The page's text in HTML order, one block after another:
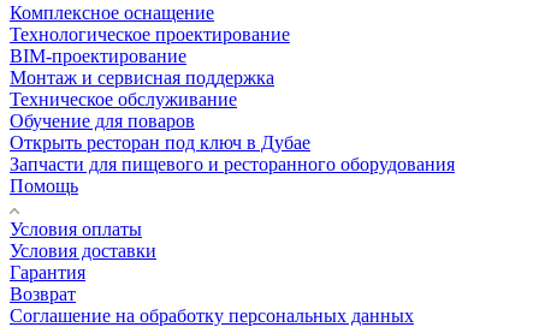
Комплексное оснащение
Технологическое проектирование
BIM-проектирование
Монтаж и сервисная поддержка
Техническое обслуживание
Обучение для поваров
Открыть ресторан под ключ в Дубае
Запчасти для пищевого и ресторанного оборудования
Помощь
Условия оплаты
Условия доставки
Гарантия
Возврат
Соглашение на обработку персональных данных